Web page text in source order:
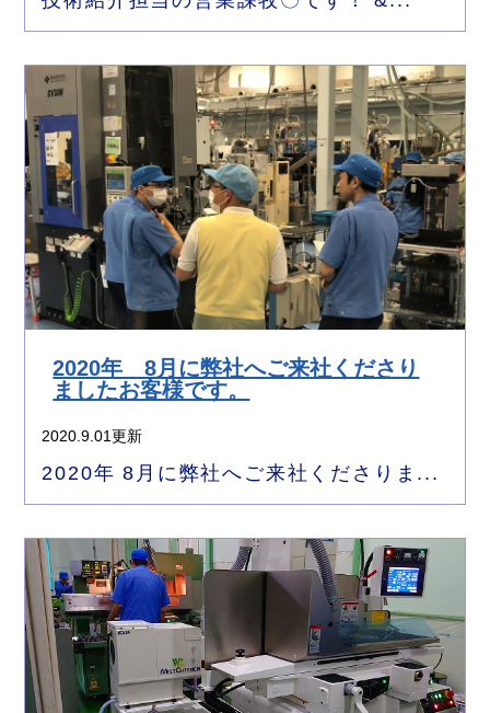
2020年 8月に弊社へご来社くださり
ましたお客様です。
2020.9.01更新
2020年 8月に弊社へご来社くださりま...